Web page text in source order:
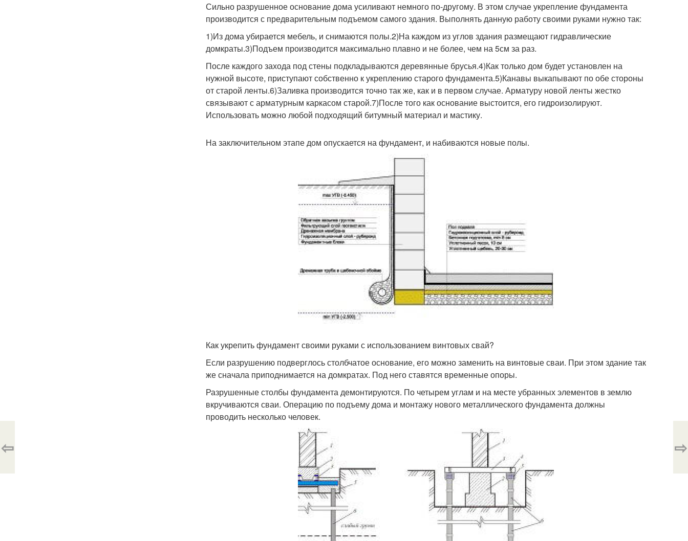
Сильно разрушенное основание дома усиливают немного по-другому. В этом случае укрепление фундамента
производится с предварительным подъемом самого здания. Выполнять данную работу своими руками нужно так:
1)Из дома убирается мебель, и снимаются полы.2)На каждом из углов здания размещают гидравлические
домкраты.3)Подъем производится максимально плавно и не более, чем на 5см за раз.
После каждого захода под стены подкладываются деревянные брусья.4)Как только дом будет установлен на
нужной высоте, приступают собственно к укреплению старого фундамента.5)Канавы выкапывают по обе стороны
от старой ленты.6)Заливка производится точно так же, как и в первом случае. Арматуру новой ленты жестко
связывают с арматурным каркасом старой.7)После того как основание выстоится, его гидроизолируют.
Использовать можно любой подходящий битумный материал и мастику.
На заключительном этапе дом опускается на фундамент, и набиваются новые полы.
Как укрепить фундамент своими руками с использованием винтовых свай?
Если разрушению подверглось столбчатое основание, его можно заменить на винтовые сваи. При этом здание так
же сначала приподнимается на домкратах. Под него ставятся временные опоры.
Разрушенные столбы фундамента демонтируются. По четырем углам и на месте убранных элементов в землю
вкручиваются сваи. Операцию по подъему дома и монтажу нового металлического фундамента должны
проводить несколько человек.
⇦ ⇨